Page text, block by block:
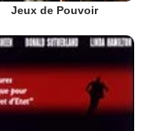
Jeux de Pouvoir